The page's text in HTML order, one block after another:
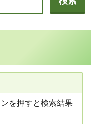
を押すと検索結果